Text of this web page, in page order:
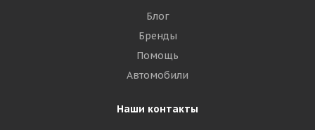
Блог
Бренды
Помощь
Автомобили
Наши контакты